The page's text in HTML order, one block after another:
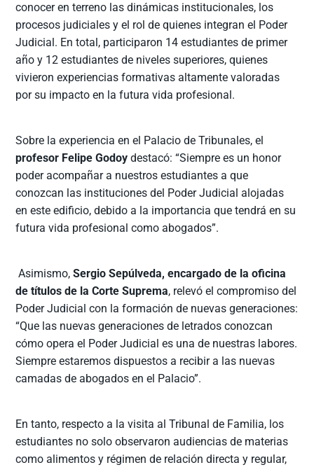
conocer en terreno las dinámicas institucionales, los
procesos judiciales y el rol de quienes integran el Poder
Judicial. En total, participaron 14 estudiantes de primer
año y 12 estudiantes de niveles superiores, quienes
vivieron experiencias formativas altamente valoradas
por su impacto en la futura vida profesional.
Sobre la experiencia en el Palacio de Tribunales, el
profesor Felipe Godoydestacó: “Siempre es un honor
poder acompañar a nuestros estudiantes a que
conozcan las instituciones del Poder Judicial alojadas
en este edificio, debido a la importancia que tendrá en su
futura vida profesional como abogados”.
Asimismo,Sergio Sepúlveda, encargado de la oficina
de títulos de la Corte Suprema, relevó el compromiso del
Poder Judicial con la formación de nuevas generaciones:
“Que las nuevas generaciones de letrados conozcan
cómo opera el Poder Judicial es una de nuestras labores.
Siempre estaremos dispuestos a recibir a las nuevas
camadas de abogados en el Palacio”.
En tanto, respecto a la visita al Tribunal de Familia, los
estudiantes no solo observaron audiencias de materias
como alimentos y régimen de relación directa y regular,